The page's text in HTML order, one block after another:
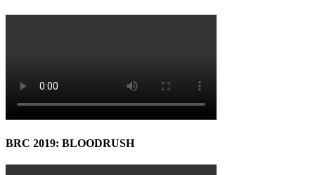
BRC 2019: BLOODRUSH